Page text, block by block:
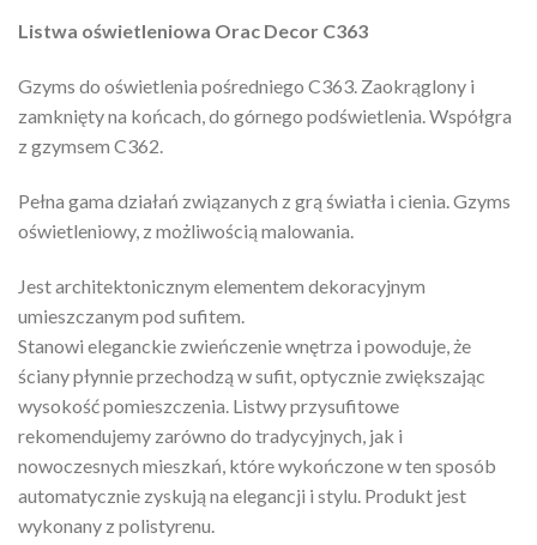
Listwa oświetleniowa Orac Decor C363
Gzyms do oświetlenia pośredniego C363. Zaokrąglony i
zamknięty na końcach, do górnego podświetlenia. Współgra
z gzymsem C362.
Pełna gama działań związanych z grą światła i cienia. Gzyms
oświetleniowy, z możliwością malowania.
Jest architektonicznym elementem dekoracyjnym
umieszczanym pod sufitem.
Stanowi eleganckie zwieńczenie wnętrza i powoduje, że
ściany płynnie przechodzą w sufit, optycznie zwiększając
wysokość pomieszczenia. Listwy przysufitowe
rekomendujemy zarówno do tradycyjnych, jak i
nowoczesnych mieszkań, które wykończone w ten sposób
automatycznie zyskują na elegancji i stylu. Produkt jest
wykonany z polistyrenu.